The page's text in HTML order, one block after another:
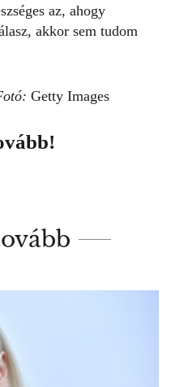
az, ahogy
akkor sem tudom
Getty Images